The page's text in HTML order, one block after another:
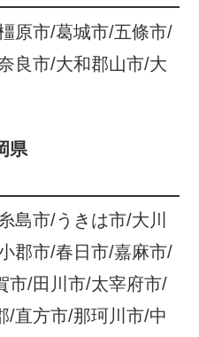
原市/葛城市/五條市/
良市/大和郡山市/大
県
島市/うきは市/大川
郡市/春日市/嘉麻市/
市/田川市/太宰府市/
/直方市/那珂川市/中